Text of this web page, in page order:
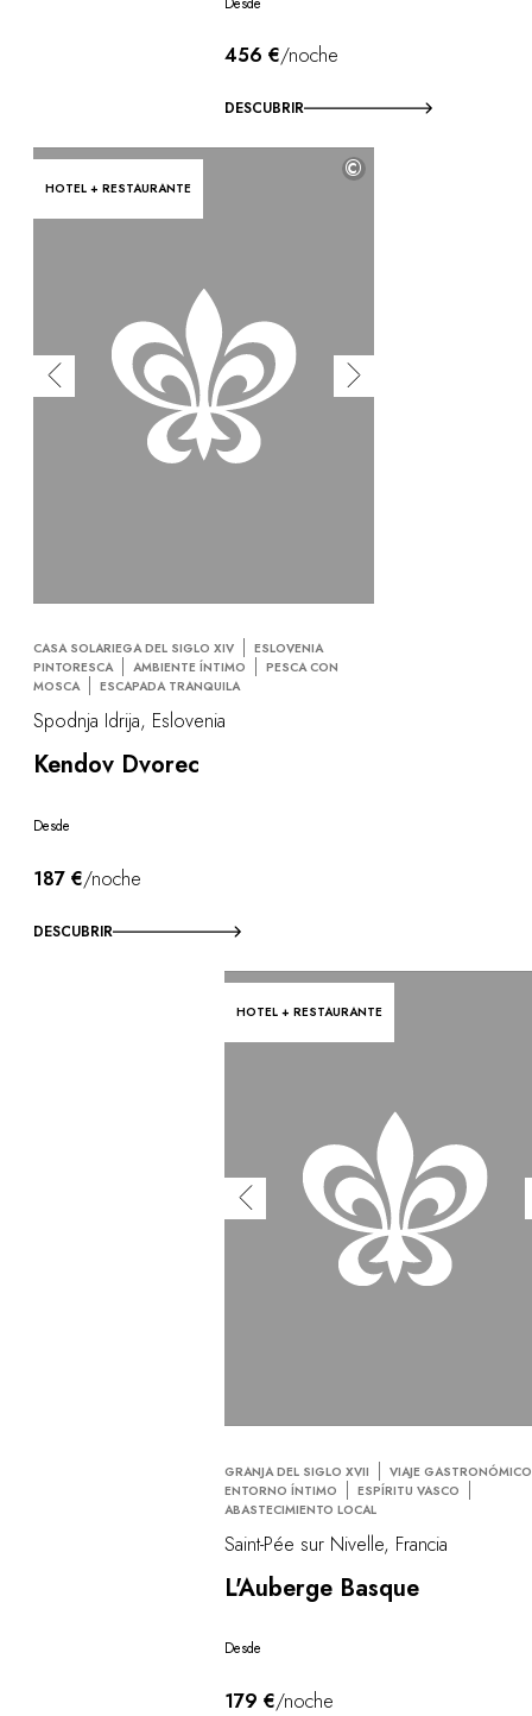
456 €/noche
DESCUBRIR
HOTEL + RESTAURANTE
©
CASA SOLARIEGA DEL SIGLO XIV
ESLOVENIA
PINTORESCA
AMBIENTE ÍNTIMO
PESCA CON
MOSCA
ESCAPADA TRANQUILA
Spodnja Idrija, Eslovenia
Kendov Dvorec
Desde
187 €/noche
DESCUBRIR
HOTEL + RESTAURANTE
GRANJA DEL SIGLO XVII
VIAJE GASTRONÓMICO
ENTORNO ÍNTIMO
ESPÍRITU VASCO
ABASTECIMIENTO LOCAL
Saint-Pée sur Nivelle, Francia
L'Auberge Basque
Desde
179 €/noche